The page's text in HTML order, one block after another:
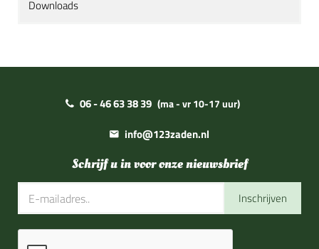
Downloads
06 - 46 63 38 39 (ma - vr 10-17 uur)
info@123zaden.nl
Schrijf u in voor onze nieuwsbrief
Inschrijven